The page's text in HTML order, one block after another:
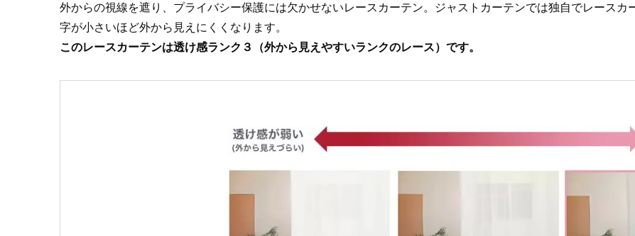
外からの視線を遮り、プライバシー保護には欠かせないレースカーテン。ジャストカーテンでは独自でレース
字が小さいほど外から見えにくくなります。
このレースカーテンは透け感ランク３（外から見えやすいランクのレース）です。